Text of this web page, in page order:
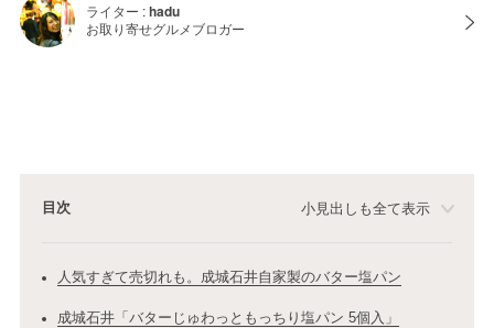
ライター :hadu
お取り寄せグルメブロガー
目次 小見出しも全て表示
人気すぎて売切れも。成城石井自家製のバター塩パン
成城石井「バターじゅわっともっちり塩パン 5個入」